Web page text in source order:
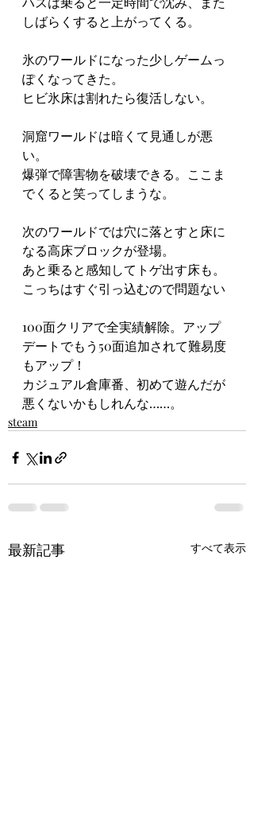
しばらくすると上がってくる。
氷のワールドになった少しゲームっ
ぽくなってきた。
ヒビ氷床は割れたら復活しない。
洞窟ワールドは暗くて見通しが悪
い。
爆弾で障害物を破壊できる。ここま
でくると笑ってしまうな。
次のワールドでは穴に落とすと床に
なる高床ブロックが登場。
あと乗ると感知してトゲ出す床も。
こっちはすぐ引っ込むので問題ない
100面クリアで全実績解除。アップ
デートでもう50面追加されて難易度
もアップ！
カジュアル倉庫番、初めて遊んだが
悪くないかもしれんな……。
steam
最新記事 すべて表示